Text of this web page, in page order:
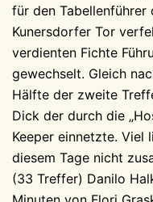
für den
Kunersdorfer Tor
verdienten Fichte
gewechselt. Gleich
Hälfte der zweite
Dick der durch die
Keeper einnetzte. Viel
diesem Tage nicht
(33 Treffer) Danilo